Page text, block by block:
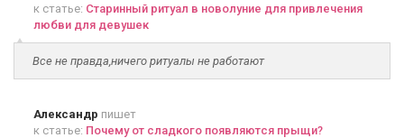
к статье: Старинный ритуал в новолуние для привлечения
любви для девушек
Все не правда,ничего ритуалы не работают
Александр пишет
к статье: Почему от сладкого появляются прыщи?